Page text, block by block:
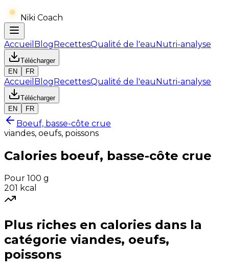
Niki Coach
Accueil BlogRecettesQualité de l'eauNutri-analyse
Télécharger
EN
FR
Accueil BlogRecettesQualité de l'eauNutri-analyse
Télécharger
EN
FR
Boeuf, basse-côte crue
viandes, oeufs, poissons
Calories boeuf, basse-côte crue
Pour 100 g
201 kcal
Plus riches en calories dans la
catégorie viandes, oeufs,
poissons